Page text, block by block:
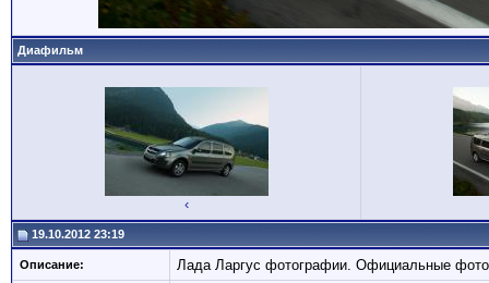
Диафильм
‹
19.10.2012 23:19
Описание: Лада Ларгус фотографии. Официальные фото